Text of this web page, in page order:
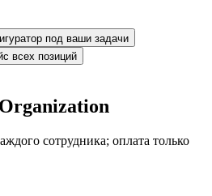
под ваши задачи
всех позиций
сотрудника; оплата только